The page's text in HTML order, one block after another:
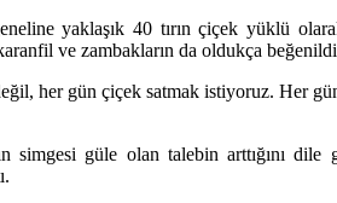
yaklaşık 40 tırın çiçek yüklü
ve zambakların da oldukça
her gün çiçek satmak istiyoruz. Her
simgesi güle olan talebin arttığını dile